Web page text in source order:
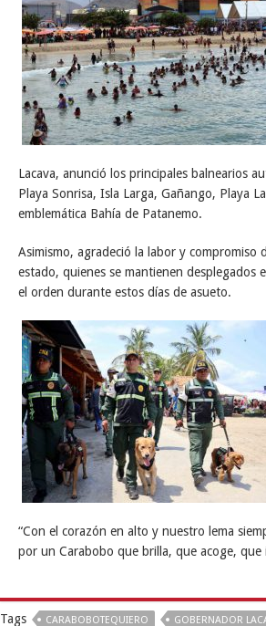
Lacava, anunció los principales balnearios
Playa Sonrisa, Isla Larga, Gañango, Playa
emblemática Bahía de Patanemo.
Asimismo, agradeció la labor y
estado, quienes se mantienen
el orden durante estos días de asueto.
“Con el corazón en alto y nuestro lema
por un Carabobo que brilla, que acoge,
Tags CARABOBOTEQUIERO GOBERNADOR